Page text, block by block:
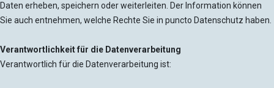
Daten erheben, speichern oder weiterleiten. Der Information können
Sie auch entnehmen, welche Rechte Sie in puncto Datenschutz haben.
Verantwortlichkeit für die Datenverarbeitung
Verantwortlich für die Datenverarbeitung ist: